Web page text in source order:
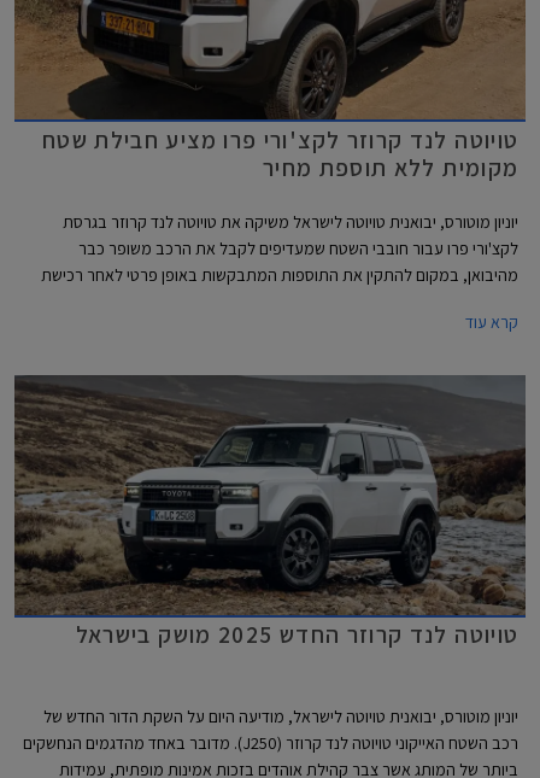
טויוטה לנד קרוזר לקצ'ורי פרו מציע חבילת שטח
מקומית ללא תוספת מחיר
יוניון מוטורס, יבואנית טויוטה לישראל משיקה את טויוטה לנד קרוזר בגרסת
לקצ'ורי פרו עבור חובבי השטח שמעדיפים לקבל את הרכב משופר כבר
מהיבואן, במקום להתקין את התוספות המתבקשות באופן פרטי לאחר רכישת
קרא עוד
טויוטה לנד קרוזר החדש 2025 מושק בישראל
יוניון מוטורס, יבואנית טויוטה לישראל, מודיעה היום על השקת הדור החדש של
רכב השטח האייקוני טויוטה לנד קרוזר (J250). מדובר באחד מהדגמים הנחשקים
ביותר של המותג אשר צבר קהילת אוהדים בזכות אמינות מופתית, עמידות